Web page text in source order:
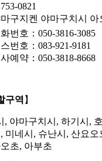
0821
구지켄 야마구치시 아
번호：050-3816-3085
번호： 083-921-9181
예약：050-3818-8668
구역 】
야마구치시, 하기시,
미네시, 슈난시, 산요
초, 아부초